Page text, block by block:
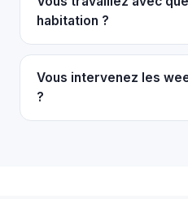
habitation ?
Vous intervenez les
?